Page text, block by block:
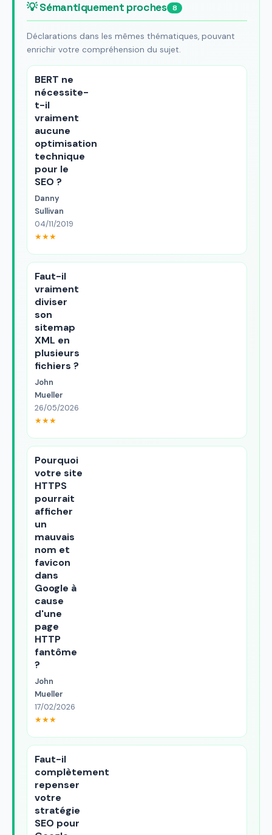
💡 Sémantiquement proches 8
Déclarations dans les mêmes thématiques, pouvant
enrichir votre compréhension du sujet.
BERT ne
nécessite-
t-il
vraiment
aucune
optimisation
technique
pour le
SEO ?
Danny
Sullivan
04/11/2019
★★★
Faut-il
vraiment
diviser
son
sitemap
XML en
plusieurs
fichiers ?
John
Mueller
26/05/2026
★★★
Pourquoi
votre site
HTTPS
pourrait
afficher
un
mauvais
nom et
favicon
dans
Google à
cause
d'une
page
HTTP
fantôme
?
John
Mueller
17/02/2026
★★★
Faut-il
complètement
repenser
votre
stratégie
SEO pour